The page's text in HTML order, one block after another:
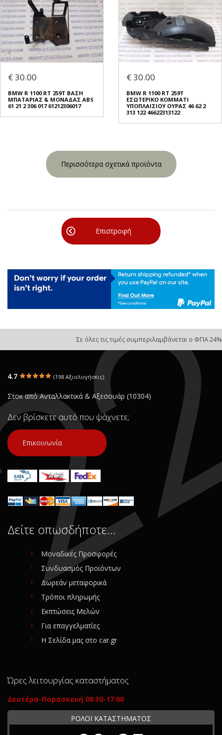
€ 30.00
BMW R 1100 RT 259T ΒΑΣΗ
ΜΠΑΤΑΡΙΑΣ & ΜΟΝΑΔΑΣ ABS
61 21 2 306 017 61212306017
€ 30.00
BMW R 1100 RT 259T
ΕΣΩΤΕΡΙΚΟ ΚΟΜΜΑΤΙ
ΥΠΟΠΛΑΙΣΙΟΥ ΟΥΡΑΣ 46 62 2
313 122 46622313122
Περισσότερα σχετικά προϊόντα
Επιστροφή
Σε όλες τις τιμές συμπεριλαμβάνεται ο ΦΠΑ 24%
4.7 (198 Αξιολογήσεις)
Στοκ από Ανταλλακτικά & Αξεσουάρ (10304)
Δεν βρίσκετε αυτό που ψάχνετε;
Επικοινωνία
Δείτε οπωσδήποτε…
Μοναδικές Προσφορές
Συνδυασμός Προϊόντων
Δωρεάν μεταφορικά
Τρόποι πληρωμής
Εκπτώσεις Μελών
Για επαγγελματίες
Η Σελίδα μας στο car.gr
Ώρες λειτουργίας καταστήματος
Δευτέρα-Παρασκευή 08:30-17:00
ΡΟΛΟΪ ΚΑΤΑΣΤΗΜΑΤΟΣ